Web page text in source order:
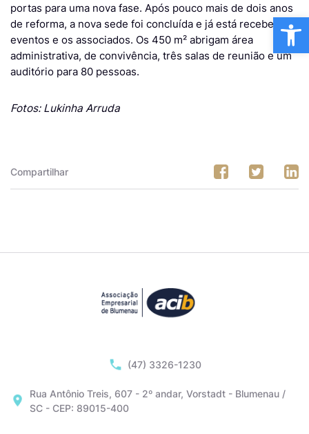
portas para uma nova fase. Após pouco mais de dois anos
de reforma, a nova sede foi concluída e já está recebendo
eventos e os associados. Os 450 m² abrigam área
administrativa, de convivência, três salas de reunião e um
auditório para 80 pessoas.
Fotos: Lukinha Arruda
Compartilhar
(47) 3326-1230
Rua Antônio Treis, 607 - 2º andar, Vorstadt - Blumenau /
SC - CEP: 89015-400